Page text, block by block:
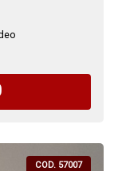
COD. 57007